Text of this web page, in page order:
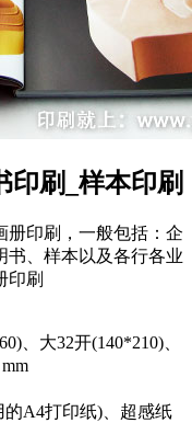
印刷_样本印刷
册印刷，一般包括：企
书、样本以及各行各业
印刷
、大32开(140*210)、
A4打印纸)、超感纸